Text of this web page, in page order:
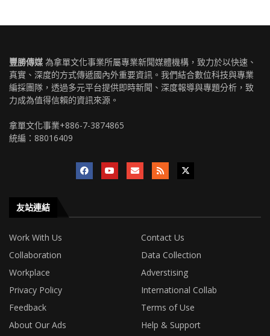
豐勝傳媒 為拿單文化事業所屬專業新聞媒體機構，致力於以快速、
真實、深度的方式傳遞國內外重要資訊。我們結合數位科技與專業
編採團隊，透過多元平台提供即時新聞、深度報導與專題分析，致
力成為值得信賴的資訊來源。
拿單文化事業+886-7-3874865
統編：88016409
友站連結
Work With Us
Contact Us
Collaboration
Data Collection
Workplace
Adverstising
Privacy Policy
International Collab
Feedback
Terms of Use
About Our Ads
Help & Support